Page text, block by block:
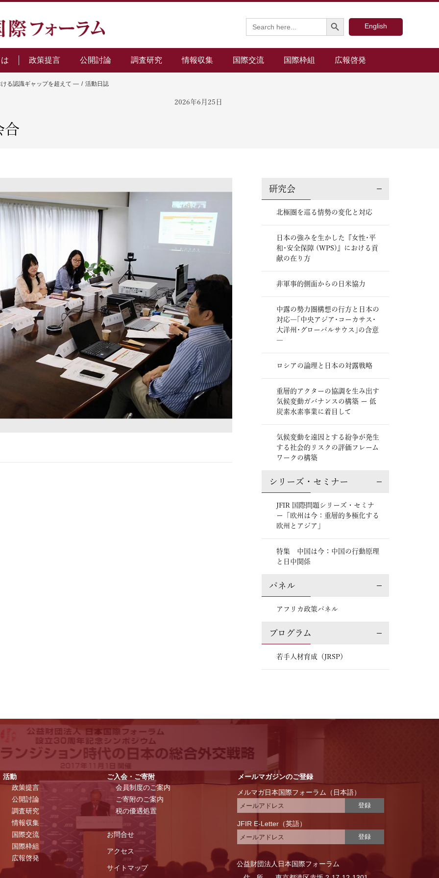
Search
for:
Search Button
English
政策提言 公開討論 調査研究 情報収集 国際交流 国際枠組 広報啓発
る認識ギャップを超えて ― 活動日誌
2026年6月25日
合
研究会
北極圏を巡る情勢の変化と対応
日本の強みを生かした『女性･平
和･安全保障 (WPS)』における貢
献の在り方
非軍事的側面からの日米協力
中露の勢力圏構想の行方と日本の
対応―｢中央アジア･コーカサス･
大洋州･グローバルサウス｣の含意
―
ロシアの論理と日本の対露戦略
重層的アクターの協調を生み出す
気候変動ガバナンスの構築 ー 低
炭素水素事業に着目して
気候変動を遠因とする紛争が発生
する社会的リスクの評価フレーム
ワークの構築
シリーズ・セミナー
JFIR 国際問題シリーズ・セミナ
ー「欧州は今：重層的多極化する
欧州とアジア」
特集 中国は今：中国の行動原理
と日中関係
パネル
アフリカ政策パネル
プログラム
若手人材育成（JRSP）
活動
政策提言
公開討論
調査研究
情報収集
国際交流
国際枠組
広報啓発
ご入会・ご寄附
会員制度のご案内
ご寄附のご案内
税の優遇処置
お問合せ
アクセス
サイトマップ
メールマガジンのご登録
メルマガ日本国際フォーラム（日本語）
登録
JFIR E-Letter（英語）
登録
公益財団法人日本国際フォーラム